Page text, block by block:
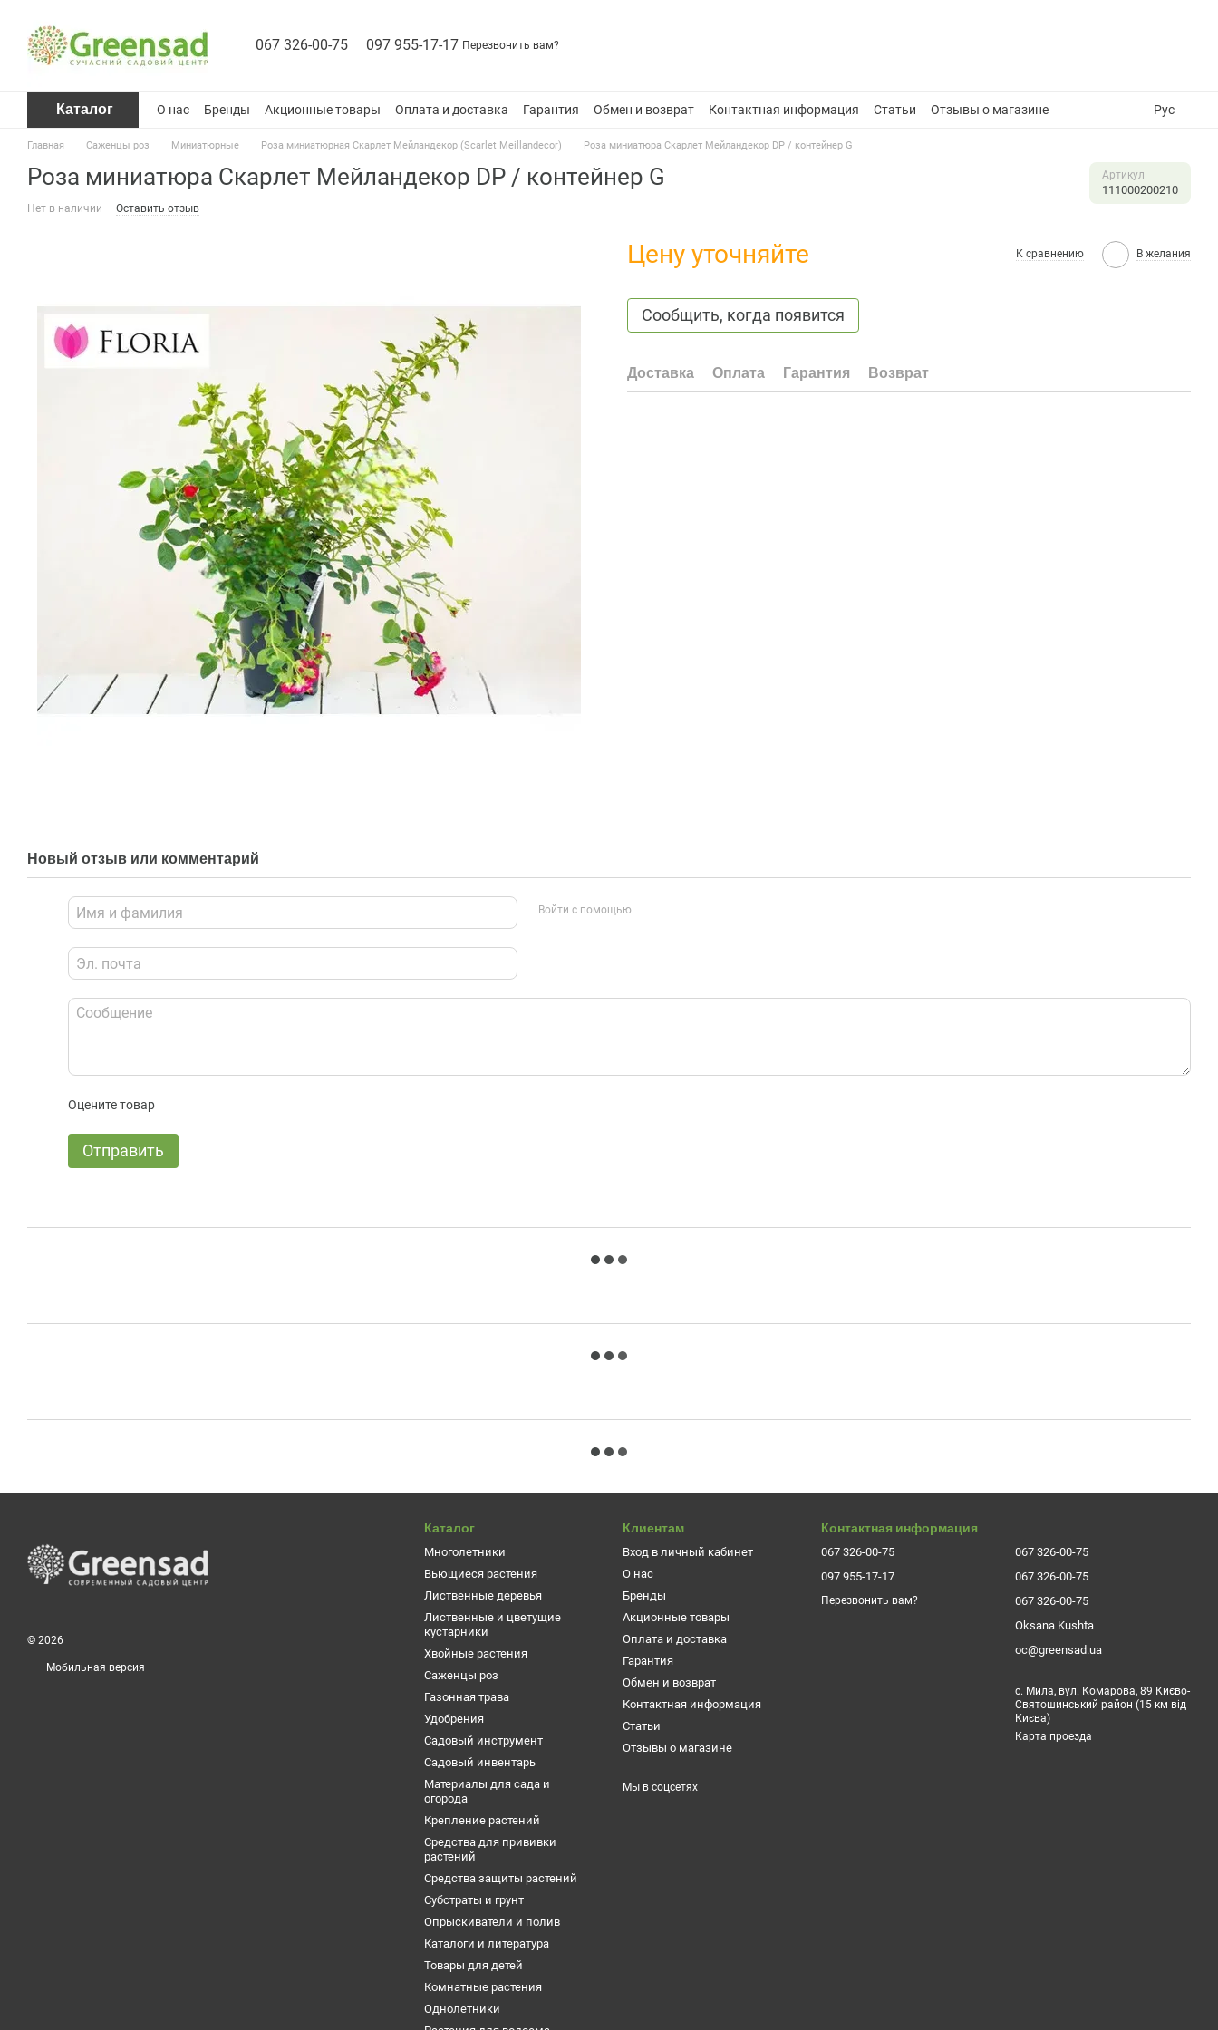
067 326-00-75 097 955-17-17 Перезвонить вам?
Каталог О нас Бренды Акционные товары Оплата и доставка Гарантия Обмен и возврат Контактная информация Статьи Отзывы о магазине Рус
Главная Саженцы роз Миниатюрные Роза миниатюрная Скарлет Мейландекор (Scarlet Meillandecor) Роза миниатюра Скарлет Мейландекор DP / контейнер G
Роза миниатюра Скарлет Мейландекор DP / контейнер G Артикул
111000200210
Нет в наличии Оставить отзыв
Цену уточняйте К сравнению В желания
Сообщить, когда появится
Доставка Оплата Гарантия Возврат
Новый отзыв или комментарий
Войти с помощью
Оцените товар
Отправить
© 2026
Мобильная версия
Каталог
Многолетники
Вьющиеся растения
Лиственные деревья
Лиственные и цветущие
кустарники
Хвойные растения
Саженцы роз
Газонная трава
Удобрения
Садовый инструмент
Садовый инвентарь
Материалы для сада и
огорода
Крепление растений
Средства для прививки
растений
Средства защиты растений
Субстраты и грунт
Опрыскиватели и полив
Каталоги и литература
Товары для детей
Комнатные растения
Однолетники
Клиентам
Вход в личный кабинет
О нас
Бренды
Акционные товары
Оплата и доставка
Гарантия
Обмен и возврат
Контактная информация
Статьи
Отзывы о магазине
Мы в соцсетях
Контактная информация
067 326-00-75
097 955-17-17
Перезвонить вам?
067 326-00-75
067 326-00-75
067 326-00-75
Oksana Kushta
oc@greensad.ua
с. Мила, вул. Комарова, 89 Києво-
Святошинський район (15 км від
Києва)
Карта проезда